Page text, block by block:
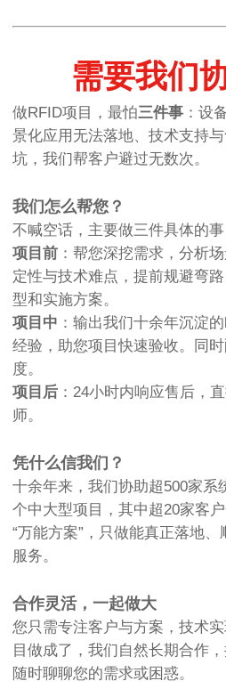
需要我们
做RFID项目，最怕三件事 ：设
景化应用无法落地、技术支持
坑，我们帮客户避过无数次。
我们怎么帮您？
不喊空话，主要做三件具体的事
项目前 ：帮您深挖需求，分析
定性与技术难点，提前规避弯
型和实施方案。
项目中 ：输出我们十余年沉淀的
经验，助您项目快速验收。同
度。
项目后 ：24小时内响应售后，
师。
凭什么信我们？
十余年来，我们协助超500家系
个中大型项目，其中超20家客
“万能方案”，只做能真正落地
服务。
合作灵活，一起做大
您只需专注客户与方案，技术
目做成了，我们自然长期合作
随时聊聊您的需求或困惑。